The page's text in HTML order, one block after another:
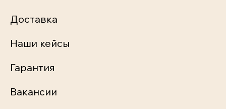
Доставка
Наши кейсы
Гарантия
Вакансии